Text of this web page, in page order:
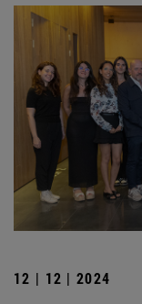
12 | 12 | 2024